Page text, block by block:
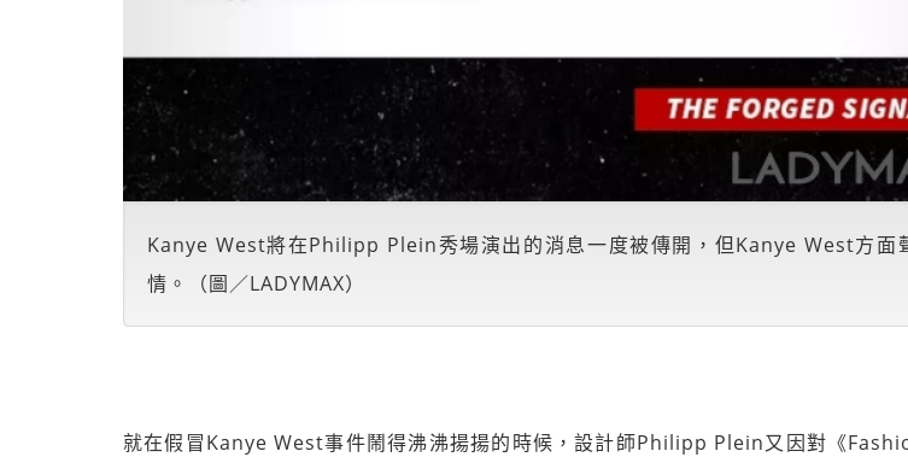
Kanye West將在Philipp Plein秀場演出的消息一度被傳開，但Kanye West方面
情。（圖／LADYMAX）
就在假冒Kanye West事件鬧得沸沸揚揚的時候，設計師Philipp Plein又因對《